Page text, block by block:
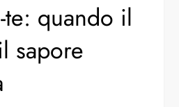
te: quando il
sapore